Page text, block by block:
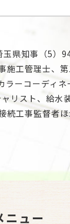
県知事（5）
工管理士、
ーコーディ
リスト、給水
続工事監督者
ニュー